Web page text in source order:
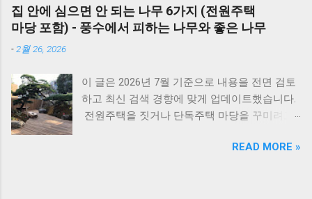
인 : 배기구 이물질 확인 조치 : 막힌 부분 제거
E5 원인 : 이상 불꽃 감지 조치 : 전원 리셋 ※ 계
인 : 통신 불량...
연 김빼기 시간까지 정리해 보았습니다. 바로 아
래 표만 확인해도 내 고기에 맞는 시간을 바로
로 수육을 만드는 가장 큰 이유는 조리 시간이
크게 줄어들면서도 고기의 육즙을 그대로 살릴
수 있기 때문 입니다. 일반 냄비는 1시간 이상 푹
삶아야 하는 경우가 많지만, 압력솥은 내부 압력
이 높아져 고기 속까지 빠르게 열이 전달됩니다.
입니다. 블록의 두께와 규격을 정확히 이해하면
시공 효율을 높이고, 구조적 안전성을 확보할 수
있습니다. 아래는 건축 현장에서 가장 많이 사용
내 1. 시멘트 블록 규격 4인치 : 190 × 390 × 100
mm 6인치 : 190 × 390 × 150 mm 8인치 : 190 ×
390 × 190 mm *가로와 세로 치수는 일정하며,
장 무게 규격 무게(대략) 4인치 약 9~11kg 6인치
집 안에 심으면 안 되는 나무 6가지 (전원주택
마당 포함) - 풍수에서 피하는 나무와 좋은 나무
- 2월 26, 2026
이 글은 2026년 7월 기준으로 내용을 전면 검토
하고 최신 검색 경향에 맞게 업데이트했습니다.
전원주택을 짓거나 단독주택 마당을 꾸미려고
다. 바로 ‘ 집 안에 심으면 안 되는 나무 ’ 입니다.
READ MORE »